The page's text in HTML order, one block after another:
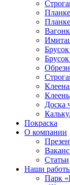
Доска
Покраска
О компании
Статьи
Наши
Парк